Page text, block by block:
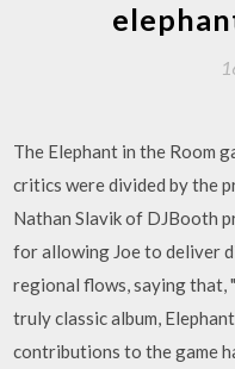
The Elephant in the Room
critics were divided by the
Nathan Slavik of DJBooth
for allowing Joe to deliver
regional flows, saying that,
truly classic album,
contributions to the game